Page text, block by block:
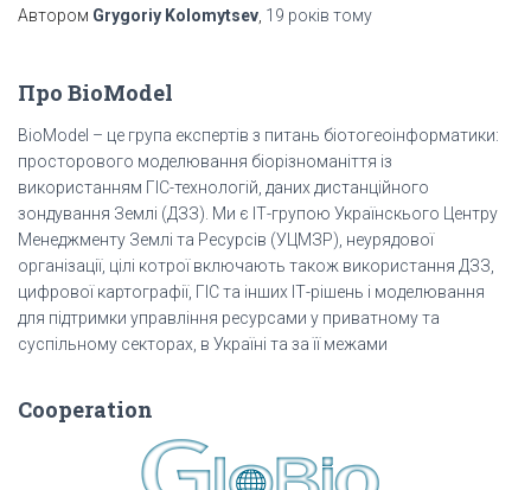
Автором Grygoriy Kolomytsev 19 років тому
Про BioModel
BioModel – це група експертів з питань біотогеоінформатики:
просторового моделювання біорізноманіття із
використанням ГІС-технологій, даних дистанційного
зондування Землі (ДЗЗ). Ми є ІТ-групою Українскього Центру
Менеджменту Землі та Ресурсів (УЦМЗР), неурядової
організації, цілі котрої включають також використання ДЗЗ,
цифрової картографії, ГІС та інших ІТ-рішень і моделювання
для підтримки управління ресурсами у приватному та
суспільному секторах, в Україні та за її межами
Cooperation